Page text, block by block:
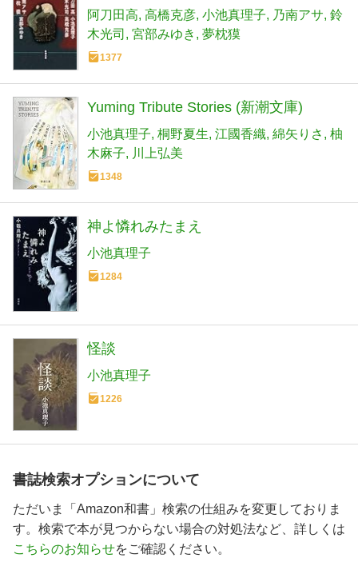
阿刀田高 高橋克彦 小池真理子 乃南アサ 鈴
木光司
宮部みゆき 夢枕獏
1377
Yuming Tribute Stories (新潮文庫)
小池真理子 桐野夏生 江國香織 綿矢りさ
柚
木麻子
川上弘美
1348
神よ憐れみたまえ
小池真理子
1284
怪談
小池真理子
1226
書誌検索オプションについて
ただいま「Amazon和書」検索の仕組みを変更しておりま
す。検索で本が見つからない場合の対処法など、詳しくは
こちらのお知らせをご確認ください。